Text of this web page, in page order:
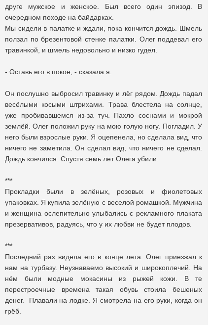
друге мужское и женское. Был всего один эпизод. В
очередном походе на байдарках.
Мы сидели в палатке и ждали, пока кончится дождь. Шмель
ползал по брезентовой стенке палатки. Олег поддевал его
травинкой, и шмель недовольно и низко гудел.
- Оставь его в покое, - cказала я.
Он послушно выбросил травинку и лёг рядом. Дождь падал
весёлыми косыми штрихами. Трава блестела на солнце,
уже пробивавшемся из-за туч. Пахло соснами и мокрой
землёй. Олег положил руку на мою голую ногу. Погладил. У
него были взрослые руки. Я оцепенела, но сделала вид, что
ничего не заметила. Он сделал вид, что ничего не сделал.
Дождь кончился. Спустя семь лет Олега убили.
***
Прокладки были в зелёных, розовых и фиолетовых
упаковках. Я купила зелёную с веселой ромашкой. Мужчина
и женщина ослепительно улыбались с рекламного плаката
презервативов, радуясь, что у их любви не будет плодов.
***
Последний раз видела его в конце лета. Олег приезжал к
нам на турбазу. Неузнаваемо высокий и широкоплечий. На
нём были модные мокасины из рыжей кожи. В те
перестроечные времена такая обувь стоила бешеных
денег. Плавали на лодке. Я смотрела на его руки, когда он
грёб.